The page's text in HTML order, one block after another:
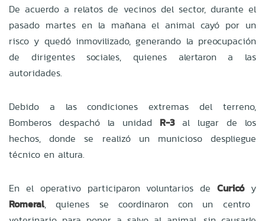
De acuerdo a relatos de vecinos del sector, durante el
pasado martes en la mañana el animal cayó por un
risco y quedó inmovilizado, generando la preocupación
de dirigentes sociales, quienes alertaron a las
autoridades.
Debido a las condiciones extremas del terreno,
Bomberos despachó la unidad R-3al lugar de los
hechos, donde se realizó un municioso despliegue
técnico en altura.
En el operativo participaron voluntarios deCuricó y
Romeral, quienes se coordinaron con un centro